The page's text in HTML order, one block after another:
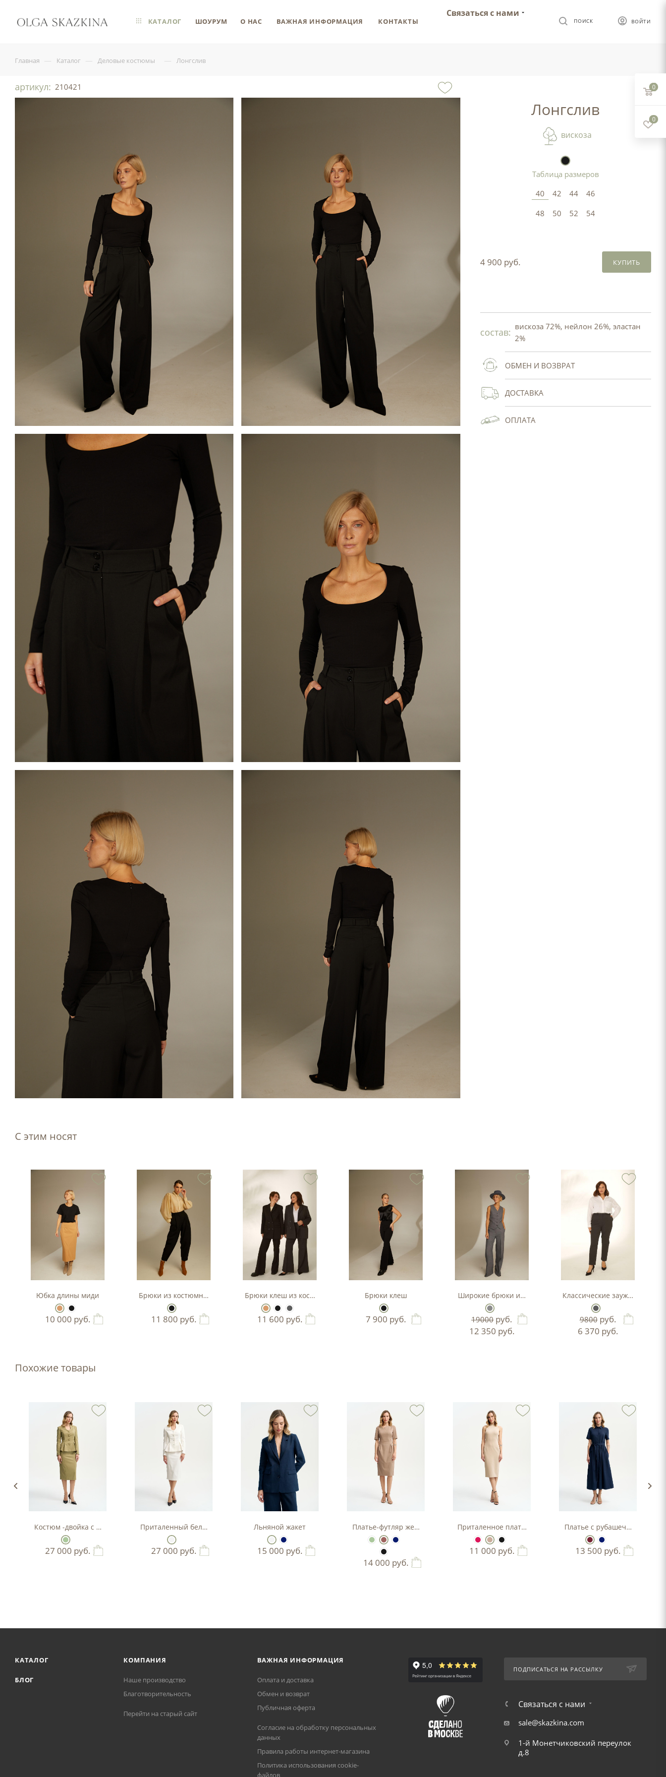
ВОЙТИ
ПОИСК
Связаться с нами
КАТАЛОГ ШОУРУМ О НАС ВАЖНАЯ ИНФОРМАЦИЯ КОНТАКТЫ
Главная — Каталог — Деловые костюмы — Лонгслив
артикул: 210421
Лонгслив
вискоза
Таблица размеров
40
42 44
46
48
50 52 54
4 900 руб. КУПИТЬ
состав: вискоза 72%, нейлон 26%, эластан
2%
ОБМЕН И ВОЗВРАТ
ДОСТАВКА
ОПЛАТА
С этим носят
Юбка длины миди
10 000 руб.
Брюки из костюмной ткани
11 800 руб.
Брюки клеш из костюмной ткани
11 600 руб.
Брюки клеш
7 900 руб.
Широкие брюки из 100% шерсти
19000 руб.
12 350 руб.
Классические зауженные
9800руб.
6 370 руб.
Похожие товары
Костюм -двойка с баской в цвете фисташка
27 000 руб.
Приталенный белый костюм-двойка с баской.
27 000 руб.
Льняной жакет
15 000 руб.
Платье-футляр женское
14 000 руб.
Приталенное платье-футляр
11 000 руб.
Платье с рубашечным
13 500 руб.
КАТАЛОГ
БЛОГ
КОМПАНИЯ
Наше производство
Благотворительность
Перейти на старый сайт
ВАЖНАЯ ИНФОРМАЦИЯ
Оплата и доставка
Обмен и возврат
Публичная оферта
Согласие на обработку персональных
данных
Правила работы интернет-магазина
Политика использования cookie-
файлов
ПОДПИСАТЬСЯ НА РАССЫЛКУ
Связаться с нами
sale@skazkina.com
1-й Монетчиковский переулок
д.8
0
0